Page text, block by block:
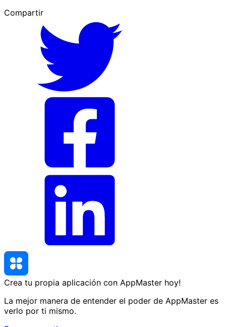
Compartir
Crea tu propia aplicación con AppMaster hoy!
La mejor manera de entender el poder de AppMaster es
verlo por ti mismo.